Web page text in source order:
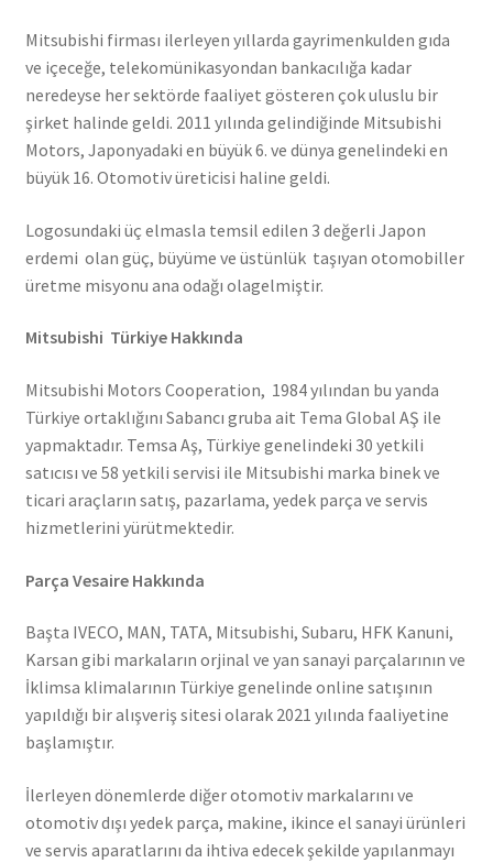
Mitsubishi firması ilerleyen yıllarda gayrimenkulden gıda
ve içeceğe, telekomünikasyondan bankacılığa kadar
neredeyse her sektörde faaliyet gösteren çok uluslu bir
şirket halinde geldi. 2011 yılında gelindiğinde Mitsubishi
Motors, Japonyadaki en büyük 6. ve dünya genelindeki en
büyük 16. Otomotiv üreticisi haline geldi.
Logosundaki üç elmasla temsil edilen 3 değerli Japon
erdemi olan güç, büyüme ve üstünlük taşıyan otomobiller
üretme misyonu ana odağı olagelmiştir.
Mitsubishi Türkiye Hakkında
Mitsubishi Motors Cooperation, 1984 yılından bu yanda
Türkiye ortaklığını Sabancı gruba ait Tema Global AŞ ile
yapmaktadır. Temsa Aş, Türkiye genelindeki 30 yetkili
satıcısı ve 58 yetkili servisi ile Mitsubishi marka binek ve
ticari araçların satış, pazarlama, yedek parça ve servis
hizmetlerini yürütmektedir.
Parça Vesaire Hakkında
Başta IVECO, MAN, TATA, Mitsubishi, Subaru, HFK Kanuni,
Karsan gibi markaların orjinal ve yan sanayi parçalarının ve
İklimsa klimalarının Türkiye genelinde online satışının
yapıldığı bir alışveriş sitesi olarak 2021 yılında faaliyetine
başlamıştır.
İlerleyen dönemlerde diğer otomotiv markalarını ve
otomotiv dışı yedek parça, makine, ikince el sanayi ürünleri
ve servis aparatlarını da ihtiva edecek şekilde yapılanmayı